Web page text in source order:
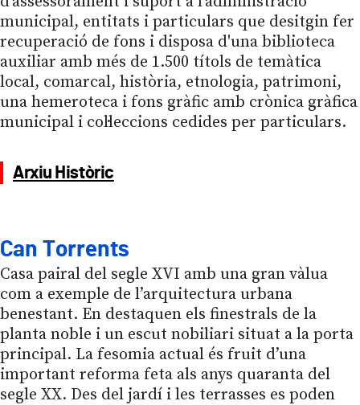
municipal, entitats i particulars que desitgin fer
recuperació de fons i disposa d'una biblioteca
auxiliar amb més de 1.500 títols de temàtica
local, comarcal, història, etnologia, patrimoni,
una hemeroteca i fons gràfic amb crònica gràfica
municipal i col·leccions cedides per particulars.
Arxiu Històric
Can Torrents
Casa pairal del segle XVI amb una gran vàlua
com a exemple de l’arquitectura urbana
benestant. En destaquen els finestrals de la
planta noble i un escut nobiliari situat a la porta
principal. La fesomia actual és fruit d’una
important reforma feta als anys quaranta del
segle XX. Des del jardí i les terrasses es poden